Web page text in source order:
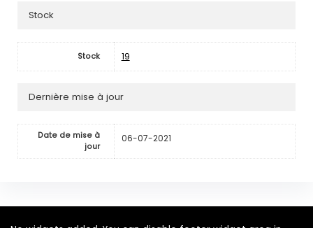
Stock
Stock 19
Dernière mise à jour
Date de mise à
jour
06-07-2021